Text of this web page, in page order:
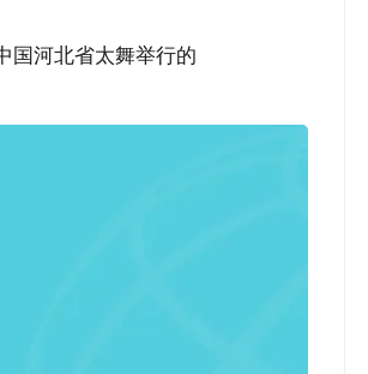
国河北省太舞举行的